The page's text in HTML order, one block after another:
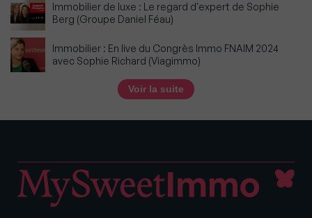
Immobilier de luxe : Le regard d'expert de Sophie
Berg (Groupe Daniel Féau)
Immobilier : En live du Congrès Immo FNAIM 2024
avec Sophie Richard (Viagimmo)
Voir la suite